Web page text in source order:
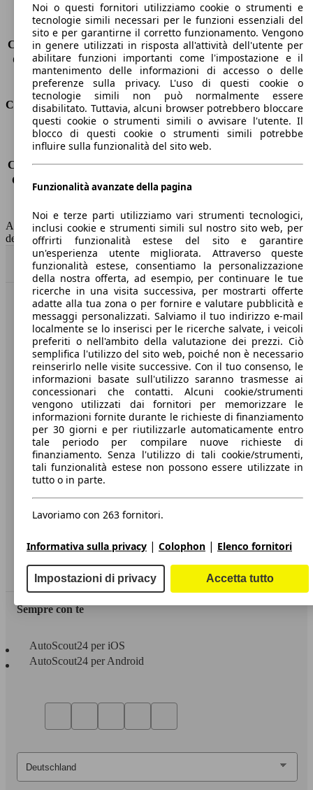
Sedili
5
Carico sul tetto
-
Capacità di traino (senza freni) -
Capacità di traino (con freni)
1600 kg
Volume del bagagliaio
608 - 1653 l
Consumi
Emissioni di CO2*
116 g/km (komb.)
Consumo (urbano)
5.3 l/100km
Consumo (extra-urbano) 3.9 l/100km
Consumo (combinato)*
4.4 l/100km
Capacità del serbatoio
47 l
AutoScout24 non si assume alcuna responsabilità per la correttezza
dei dati.
Torna su
Benvenuti su AutoScout24, il mercato auto europeo.
Società
A proposito di AutoScout24
Stampa
Media
Condizioni generali
Informazioni
Privacy
Dichiarazione di Accessibilità
Servizi
Area rivenditori
Sempre con te
AutoScout24 per iOS
AutoScout24 per Android
Noi o questi fornitori utilizziamo cookie o strumenti e
tecnologie simili necessari per le funzioni essenziali del
sito e per garantirne il corretto funzionamento. Vengono
in genere utilizzati in risposta all'attività dell'utente per
abilitare funzioni importanti come l'impostazione e il
mantenimento delle informazioni di accesso o delle
preferenze sulla privacy. L'uso di questi cookie o
tecnologie simili non può normalmente essere
disabilitato. Tuttavia, alcuni browser potrebbero bloccare
questi cookie o strumenti simili o avvisare l'utente. Il
blocco di questi cookie o strumenti simili potrebbe
influire sulla funzionalità del sito web.
Funzionalità avanzate della pagina
Noi e terze parti utilizziamo vari strumenti tecnologici,
inclusi cookie e strumenti simili sul nostro sito web, per
offrirti funzionalità estese del sito e garantire
un'esperienza utente migliorata. Attraverso queste
funzionalità estese, consentiamo la personalizzazione
della nostra offerta, ad esempio, per continuare le tue
ricerche in una visita successiva, per mostrarti offerte
adatte alla tua zona o per fornire e valutare pubblicità e
messaggi personalizzati. Salviamo il tuo indirizzo e-mail
localmente se lo inserisci per le ricerche salvate, i veicoli
preferiti o nell'ambito della valutazione dei prezzi. Ciò
semplifica l'utilizzo del sito web, poiché non è necessario
reinserirlo nelle visite successive. Con il tuo consenso, le
informazioni basate sull'utilizzo saranno trasmesse ai
concessionari che contatti. Alcuni cookie/strumenti
vengono utilizzati dai fornitori per memorizzare le
informazioni fornite durante le richieste di finanziamento
per 30 giorni e per riutilizzarle automaticamente entro
tale periodo per compilare nuove richieste di
finanziamento. Senza l'utilizzo di tali cookie/strumenti,
tali funzionalità estese non possono essere utilizzate in
tutto o in parte.
Lavoriamo con 263 fornitori.
Informativa sulla privacy | Colophon | Elenco fornitori
Impostazioni di privacy Accetta tutto